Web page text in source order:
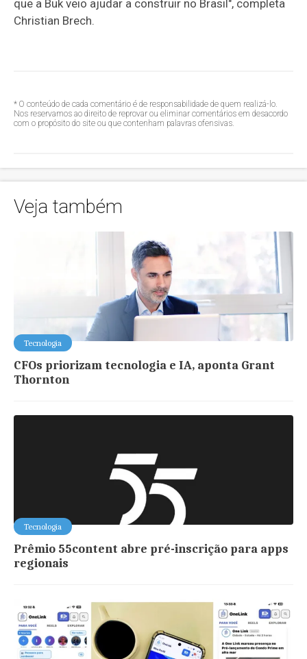
que a Buk veio ajudar a construir no Brasil", completa
Christian Brech.
* O conteúdo de cada comentário é de responsabilidade de quem realizá-lo.
Nos reservamos ao direito de reprovar ou eliminar comentários em desacordo
com o propósito do site ou que contenham palavras ofensivas.
Veja também
Tecnologia
CFOs priorizam tecnologia e IA, aponta Grant
Thornton
Tecnologia
Prêmio 55content abre pré-inscrição para apps
regionais